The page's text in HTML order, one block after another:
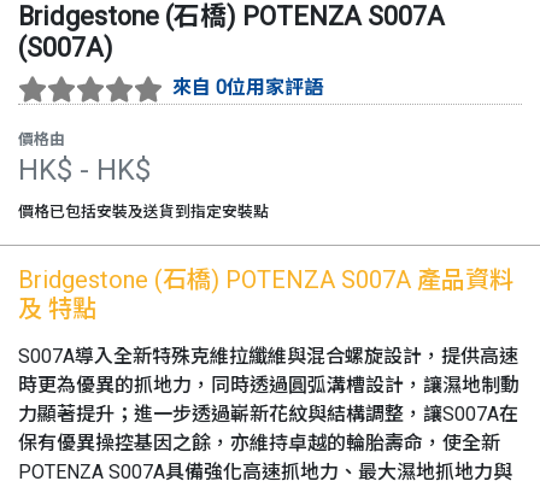
Bridgestone (石橋) POTENZA S007A
(S007A)
來自 0位用家評語
價格由
HK$ - HK$
價格已包括安裝及送貨到指定安裝點
Bridgestone (石橋) POTENZA S007A 產品資料
及 特點
S007A導入全新特殊克維拉纖維與混合螺旋設計，提供高速
時更為優異的抓地力，同時透過圓弧溝槽設計，讓濕地制動
力顯著提升；進一步透過嶄新花紋與結構調整，讓S007A在
保有優異操控基因之餘，亦維持卓越的輪胎壽命，使全新
POTENZA S007A具備強化高速抓地力、最大濕地抓地力與